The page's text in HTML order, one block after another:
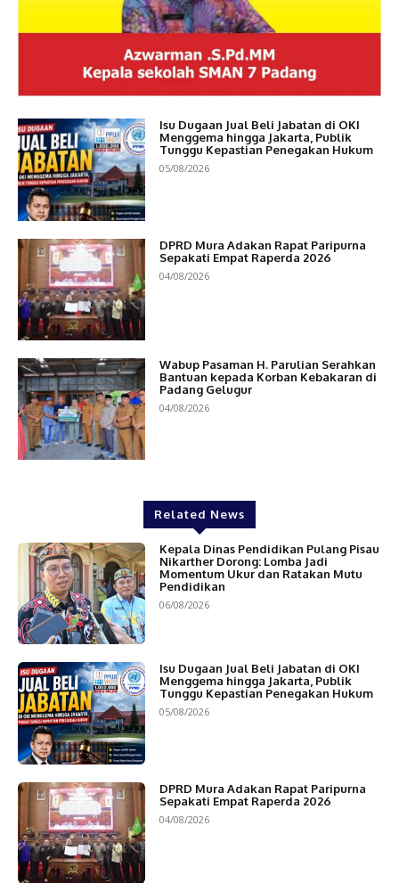
Isu Dugaan Jual Beli Jabatan di OKI
Menggema hingga Jakarta, Publik
Tunggu Kepastian Penegakan Hukum
05/08/2026
DPRD Mura Adakan Rapat Paripurna
Sepakati Empat Raperda 2026
04/08/2026
Wabup Pasaman H. Parulian Serahkan
Bantuan kepada Korban Kebakaran di
Padang Gelugur
04/08/2026
Related News
Kepala Dinas Pendidikan Pulang Pisau
Nikarther Dorong: Lomba Jadi
Momentum Ukur dan Ratakan Mutu
Pendidikan
06/08/2026
Isu Dugaan Jual Beli Jabatan di OKI
Menggema hingga Jakarta, Publik
Tunggu Kepastian Penegakan Hukum
05/08/2026
DPRD Mura Adakan Rapat Paripurna
Sepakati Empat Raperda 2026
04/08/2026